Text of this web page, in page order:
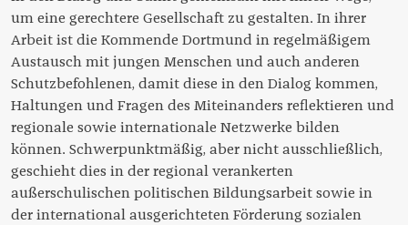
Fachbereiche
Initiativen
Gremien
Nachhaltigkeit
Campus
Zimmer
Gastronomie
Kunst
um eine gerechtere Gesellschaft zu gestalten. In ihrer
Arbeit ist die Kommende Dortmund in regelmäßigem
Austausch mit jungen Menschen und auch anderen
Schutzbefohlenen, damit diese in den Dialog kommen,
Haltungen und Fragen des Miteinanders reflektieren und
regionale sowie internationale Netzwerke bilden
können. Schwerpunktmäßig, aber nicht ausschließlich,
geschieht dies in der regional verankerten
außerschulischen politischen Bildungsarbeit sowie in
der international ausgerichteten Förderung sozialen